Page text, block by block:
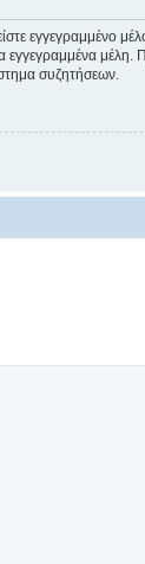
εγγεγραμμένο
μέλη.
συζητήσεων.